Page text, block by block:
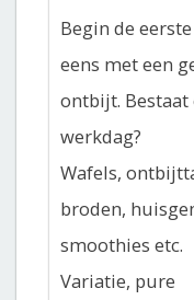
Begin de
eens met een
ontbijt. Bestaat
werkdag?
Wafels,
broden,
smoothies etc.
Variatie, pure